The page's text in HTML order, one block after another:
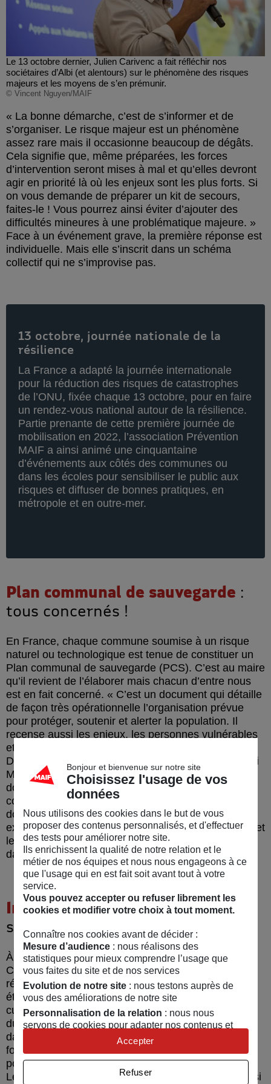
Le 13 octobre dernier, Julien Carivenc a fait réfléchir nos
sociétaires d’Albi (et alentours) sur le phénomène des risques
majeurs et les moyens de s’en prémunir.
© Vincent Nguyen/MAIF
La bonne démarche, c’est de s’informer et de
s’organiser. Le risque majeur est un phénomène
assez rare mais il occasionne beaucoup de dégâts.
Cela signifie que, même préparées, les forces
d’intervention seront mises à mal et qu’elles devront
agir en priorité là où les enjeux sont les plus forts. Si
on vous demande de préparer un kit de secours,
faites-le ! Vous pourrez ainsi éviter d’ajouter des
difficultés mineures à une problématique majeure.
Face à un événement grave, la première réponse est
individuelle. Mais elle s’inscrit dans un schéma
collectif qui ne s’improvise pas.
13 octobre, journée nationale de la
résilience
La France a adapté la journée internationale
pour la réduction des risques de catastrophes
de l’ONU, fixée chaque 13 octobre, pour en faire
un rendez-vous national autour de la résilience.
Partie prenante de cette première journée de
mobilisation en 2022, l’association Prévention
MAIF a ainsi animé une cinquantaine
d’événements aux côtés des communes ou
dans les écoles pour sensibiliser le public aux
risques et diffuser de bonnes pratiques, en
métropole et en outre-mer.
Plan communal de sauvegarde :
tous concernés !
En France, chaque commune soumise à un risque
naturel ou technologique est tenue de constituer un
Plan communal de sauvegarde (PCS). C’est au maire
qu’il revient de l’élaborer mais chacun d’entre nous
est en fait concerné.
C’est un document qui détaille
de façon très opérationnelle l’organisation prévue
pour protéger, soutenir et alerter la population. Il
recense aussi les enjeux, les personnes vulnérables
et établit les mesures spécifiques les concernant.
Depuis la publication du décret d’application de la loi
Matras, le 20 juin 2022, le PCS doit inclure un
document dédié à l’information des habitants de la
commune.
Ce document, qu’on appelle le
doit leur présenter les mesures de prévention
existantes, les comportements d’urgence à adopter et
les informer des événements significatifs survenus
dans le passé , précise Julien Carivenc.
Impliquer les citoyensdans la
sécurité
À Trévien où il est conseiller municipal, Julien
Carivenc a aussi œuvré à la mise en place d’une
réserve communale de sécurité civile.
Lorsque j’ai
été élu, je me suis demandé comment diffuser la
culture du risque. J’ai alors découvert une circulaire
du ministère de l’Intérieur permettant de constituer
dans chaque commune une équipe de citoyens
formés, mobilisable par le maire pour alerter la
population, l’évacuer et l’accueillir en lieu sûr.
Le dispositif existe depuis près de 20 ans et même si
Bonjour et bienvenue sur notre site
Choisissez l'usage de vos
données
Nous utilisons des cookies dans le but de vous
proposer des contenus personnalisés, et d'effectuer
des tests pour améliorer notre site.
Ils enrichissent la qualité de notre relation et le
métier de nos équipes et nous nous engageons à ce
que l'usage qui en est fait soit avant tout à votre
service.
Vous pouvez accepter ou refuser librement les
cookies et modifier votre choix à tout moment.
Connaître nos cookies avant de décider :
Mesure d’audience: nous réalisons des
statistiques pour mieux comprendre l’usage que
vous faites du site et de nos services
Evolution de notre site: nous testons auprès de
vous des améliorations de notre site
Personnalisation de la relation : nous nous
servons de cookies pour adapter nos contenus et
personnaliser nos offres
Univers publicitaire: nous utilisons avec nos
partenaires des cookies pour afficher des publicités
Refuser
Accepter